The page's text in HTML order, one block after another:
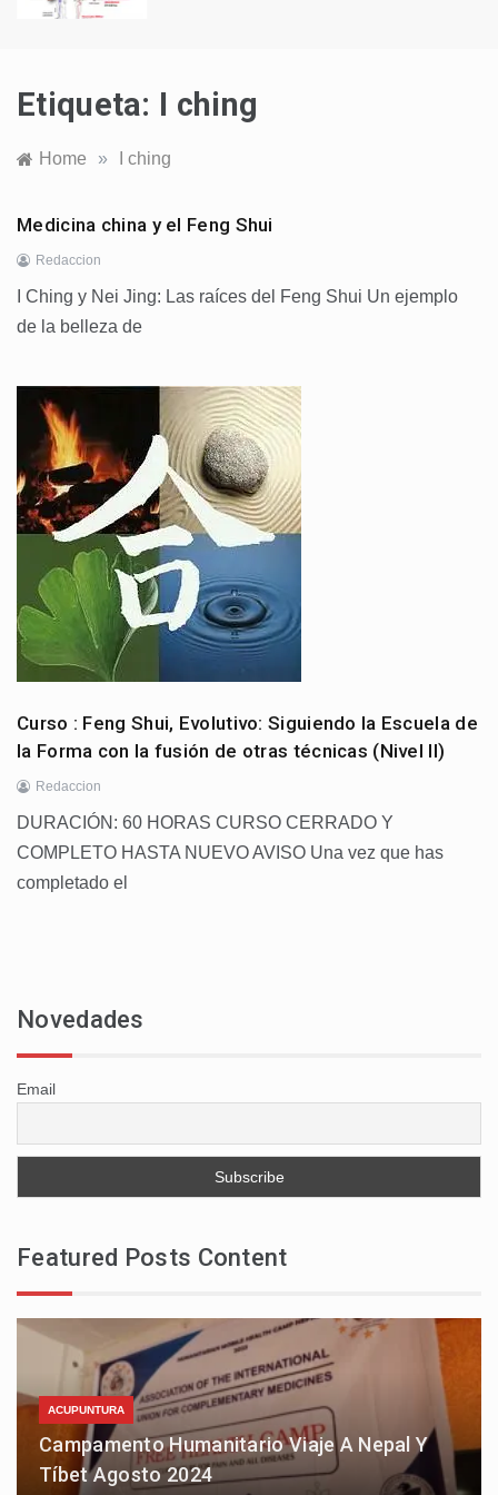
Etiqueta: I ching
Home » I ching
Medicina china y el Feng Shui
Redaccion
I Ching y Nei Jing: Las raíces del Feng Shui Un ejemplo
de la belleza de
Curso : Feng Shui, Evolutivo: Siguiendo la Escuela de
la Forma con la fusión de otras técnicas (Nivel II)
Redaccion
DURACIÓN: 60 HORAS CURSO CERRADO Y
COMPLETO HASTA NUEVO AVISO ​​Una vez que has
completado el
Novedades
Email
Featured Posts Content
ACUPUNTURA
Campamento Humanitario Viaje A Nepal Y
Tíbet Agosto 2024